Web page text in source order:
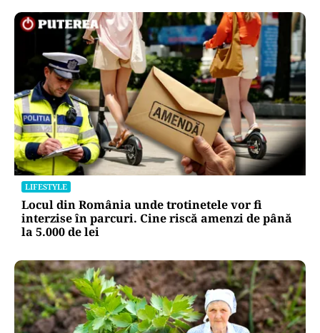
LIFESTYLE
Locul din România unde trotinetele vor fi
interzise în parcuri. Cine riscă amenzi de până
la 5.000 de lei